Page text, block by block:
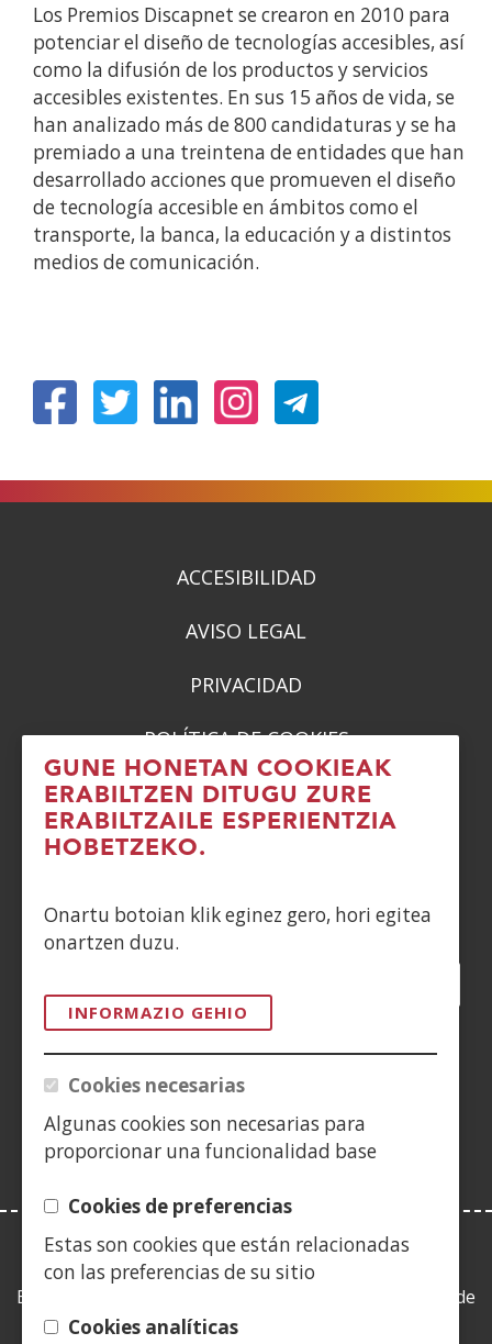
GUNE HONETAN COOKIEAK
ERABILTZEN DITUGU ZURE
ERABILTZAILE ESPERIENTZIA
HOBETZEKO.
Onartu botoian klik eginez gero, hori egitea
onartzen duzu.
INFORMAZIO GEHIO
Cookies necesarias
Algunas cookies son necesarias para
proporcionar una funcionalidad base
Cookies de preferencias
Estas son cookies que están relacionadas
con las preferencias de su sitio
Cookies analíticas
Los Premios Discapnet se crearon en 2010 para
potenciar el diseño de tecnologías accesibles, así
como la difusión de los productos y servicios
accesibles existentes. En sus 15 años de vida, se
han analizado más de 800 candidaturas y se ha
premiado a una treintena de entidades que han
desarrollado acciones que promueven el diseño
de tecnología accesible en ámbitos como el
transporte, la banca, la educación y a distintos
medios de comunicación.
ACCESIBILIDAD
AVISO LEGAL
PRIVACIDAD
POLÍTICA DE COOKIES
DENUNCIAS
CONTACTO
Siguenos en:
leiho
berrian)
leiho
berrian)
leiho
berrian)
YouTube
(Ireki
leiho
berrian)
(Ireki
LEY DE TRANSPARENCIA
Esta web se ajusta a lo establecido en la Ley 19/2013, de
9 de diciembre, de transparencia, acceso a la